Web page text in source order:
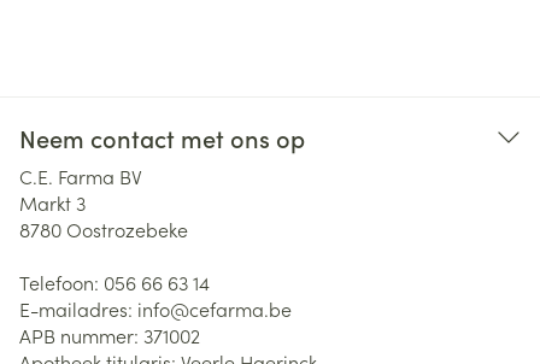
Neem contact met ons op
C.E. Farma BV
Markt 3
8780Oostrozebeke
Telefoon: 056 66 63 14
E-mailadres: info@cefarma.be
APB nummer: 371002